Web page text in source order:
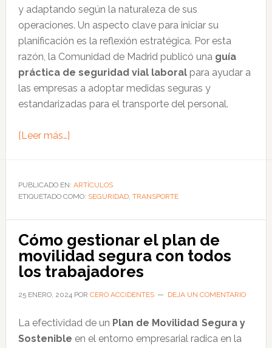
y adaptando según la naturaleza de sus
operaciones. Un aspecto clave para iniciar su
planificación es la reflexión estratégica. Por esta
razón, la Comunidad de Madrid publicó una guía
práctica de seguridad vial laboralpara ayudar a
las empresas a adoptar medidas seguras y
estandarizadas para el transporte del personal.
[Leer más…]acerca
abordar
la
en
un
plan
de
empresarial
PUBLICADO EN: ARTÍCULOS
ETIQUETADO COMO: SEGURIDAD, TRANSPORTE
Cómo gestionar el plan de
movilidad segura con todos
los trabajadores
25 ENERO, 2024POR CERO ACCIDENTES DEJA UN COMENTARIO
La efectividad de un Plan de Movilidad Segura y
Sostenible en el entorno empresarial radica en la